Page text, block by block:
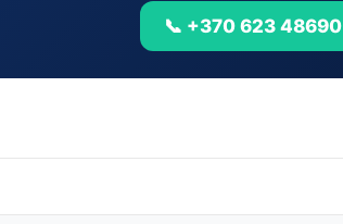
📞 +370 623 48690